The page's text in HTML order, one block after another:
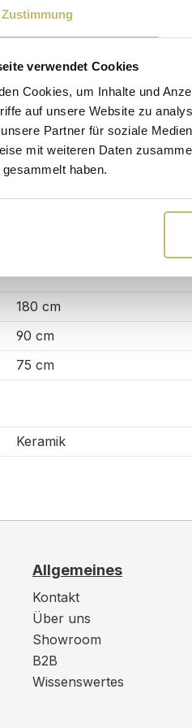
Zustimmung
verwendet Cookies
Cookies, um Inhalte und
auf unsere Website zu
Partner für soziale
mit weiteren Daten
haben.
Downloads
ET00068X000T02
Esstisch
Magnolia Home
180 cm
90 cm
75 cm
Keramik
Allgemeines
Kontakt
Über uns
Showroom
B2B
Wissenswertes